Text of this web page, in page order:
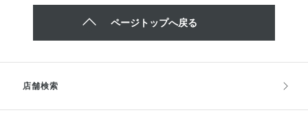
ページトップへ戻る
店舗検索